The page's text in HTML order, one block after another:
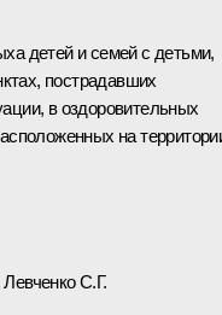
детей и семей с детьми,
пострадавших
в оздоровительных
на
С.Г.